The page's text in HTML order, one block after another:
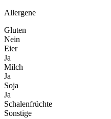
Allergene
Gluten
Nein
Eier
Ja
Milch
Ja
Soja
Ja
Schalenfrüchte
Sonstige